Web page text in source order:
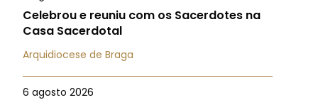
Celebrou e reuniu com os Sacerdotes na
Casa Sacerdotal
Arquidiocese de Braga
6 agosto 2026